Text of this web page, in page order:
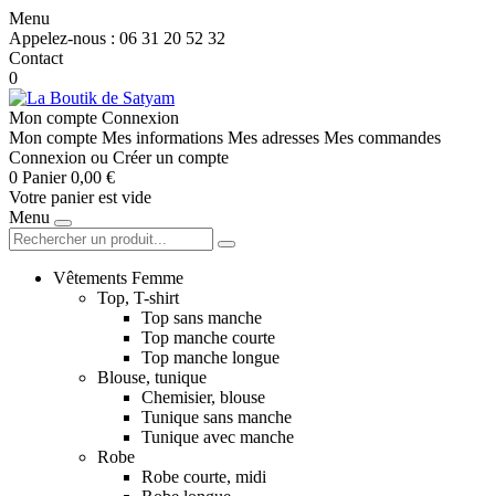
Menu
Appelez-nous : 06 31 20 52 32
Contact
0
Mon compte Connexion
Mon compte Mes informations Mes adresses Mes commandes
Connexion ou Créer un compte
0 Panier 0,00 €
Votre panier est vide
Menu
Vêtements Femme
Top, T-shirt
Top sans manche
Top manche courte
Top manche longue
Blouse, tunique
Chemisier, blouse
Tunique sans manche
Tunique avec manche
Robe
Robe courte, midi